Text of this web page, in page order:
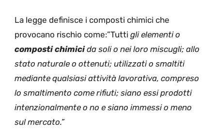
La legge definisce i composti chimici che
provocano rischio come:”Tutti gli elementi o
composti chimicida soli o nei loro miscugli; allo
stato naturale o ottenuti; utilizzati o smaltiti
mediante qualsiasi attività lavorativa, compreso
lo smaltimento come rifiuti; siano essi prodotti
intenzionalmente o no e siano immessi o meno
sul mercato.”